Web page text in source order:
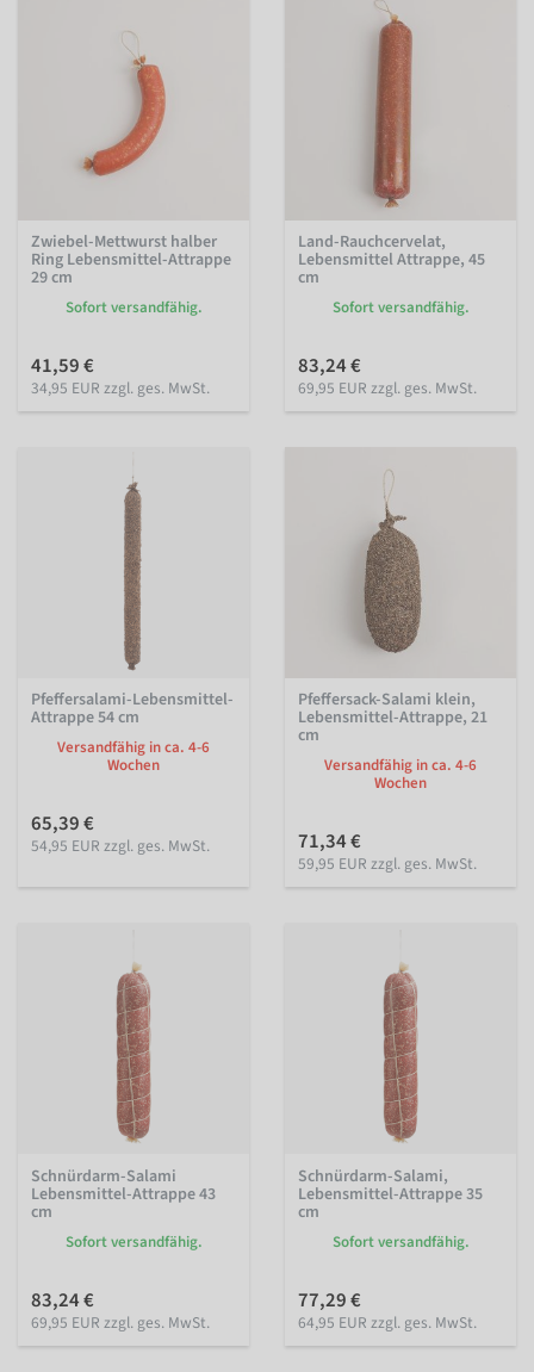
Zwiebel-Mettwurst halber
Ring Lebensmittel-Attrappe
29 cm
Sofort versandfähig.
41,59 €
34,95 EUR zzgl. ges. MwSt.
Land-Rauchcervelat,
Lebensmittel Attrappe, 45
cm
Sofort versandfähig.
83,24 €
69,95 EUR zzgl. ges. MwSt.
Pfeffersalami-Lebensmittel-
Attrappe 54 cm
Versandfähig in ca. 4-6
Wochen
65,39 €
54,95 EUR zzgl. ges. MwSt.
Pfeffersack-Salami klein,
Lebensmittel-Attrappe, 21
cm
Versandfähig in ca. 4-6
Wochen
71,34 €
59,95 EUR zzgl. ges. MwSt.
Schnürdarm-Salami
Lebensmittel-Attrappe 43
cm
Sofort versandfähig.
83,24 €
69,95 EUR zzgl. ges. MwSt.
Schnürdarm-Salami,
Lebensmittel-Attrappe 35
cm
Sofort versandfähig.
77,29 €
64,95 EUR zzgl. ges. MwSt.